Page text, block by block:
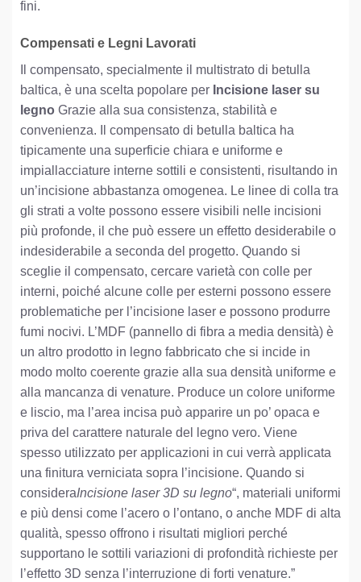
fini.
Compensati e Legni Lavorati
Il compensato, specialmente il multistrato di betulla
baltica, è una scelta popolare per Incisione laser su
legno Grazie alla sua consistenza, stabilità e
convenienza. Il compensato di betulla baltica ha
tipicamente una superficie chiara e uniforme e
impiallacciature interne sottili e consistenti, risultando in
un’incisione abbastanza omogenea. Le linee di colla tra
gli strati a volte possono essere visibili nelle incisioni
più profonde, il che può essere un effetto desiderabile o
indesiderabile a seconda del progetto. Quando si
sceglie il compensato, cercare varietà con colle per
interni, poiché alcune colle per esterni possono essere
problematiche per l’incisione laser e possono produrre
fumi nocivi. L’MDF (pannello di fibra a media densità) è
un altro prodotto in legno fabbricato che si incide in
modo molto coerente grazie alla sua densità uniforme e
alla mancanza di venature. Produce un colore uniforme
e liscio, ma l’area incisa può apparire un po’ opaca e
priva del carattere naturale del legno vero. Viene
spesso utilizzato per applicazioni in cui verrà applicata
una finitura verniciata sopra l’incisione. Quando si
consideraIncisione laser 3D su legno“, materiali uniformi
e più densi come l’acero o l’ontano, o anche MDF di alta
qualità, spesso offrono i risultati migliori perché
supportano le sottili variazioni di profondità richieste per
l’effetto 3D senza l’interruzione di forti venature.”